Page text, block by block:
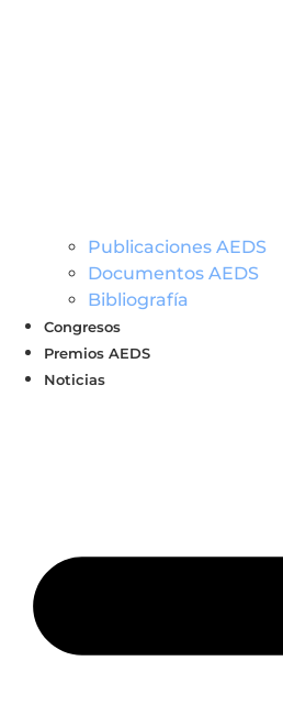
Publicaciones AEDS
Documentos AEDS
Bibliografía
Congresos
Premios AEDS
Noticias